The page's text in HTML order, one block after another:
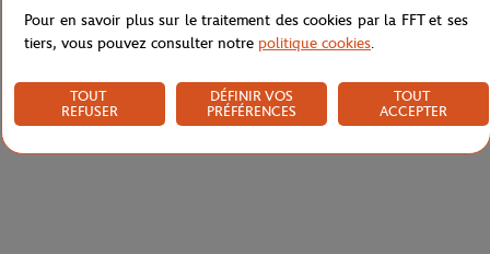
Pour en savoir plus sur le traitement des cookies par la FFT et ses
tiers, vous pouvez consulter notre politique cookies.
TOUT
REFUSER
DÉFINIR VOS
PRÉFÉRENCES
TOUT
ACCEPTER